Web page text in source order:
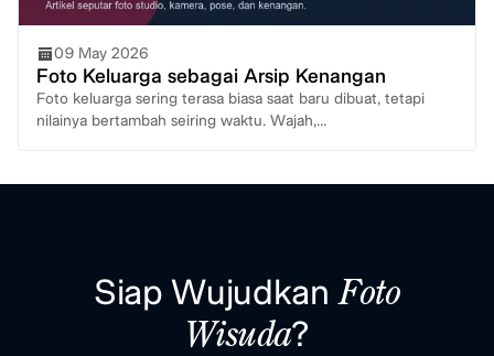
09 May 2026
Foto Keluarga sebagai Arsip Kenangan
Foto keluarga sering terasa biasa saat baru dibuat, tetapi
nilainya bertambah seiring waktu. Wajah,...
Siap WujudkanFoto
Wisuda?